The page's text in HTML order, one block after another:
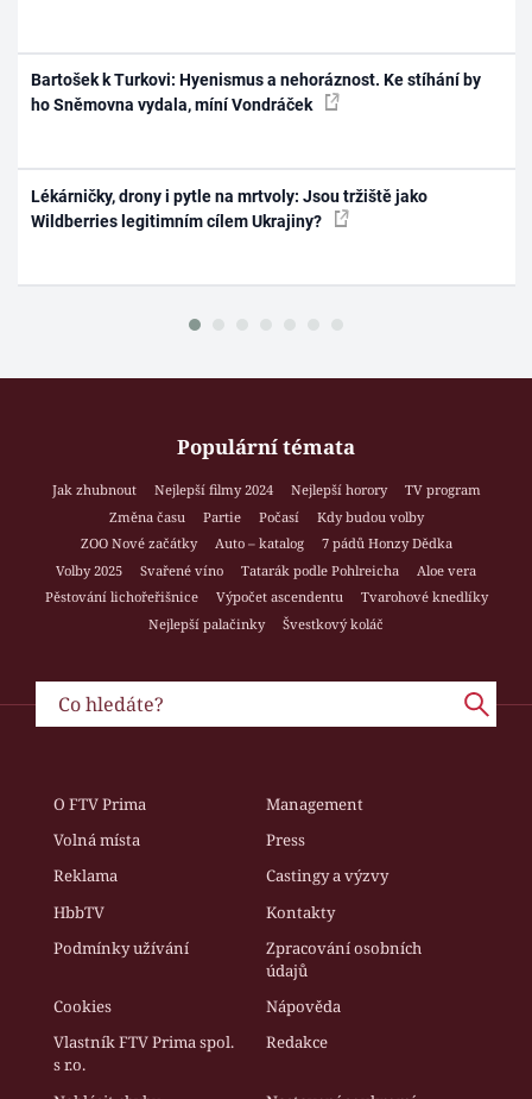
Bartošek k Turkovi: Hyenismus a nehoráznost. Ke stíhání by
ho Sněmovna vydala, míní Vondráček
Lékárničky, drony i pytle na mrtvoly: Jsou tržiště jako
Wildberries legitimním cílem Ukrajiny?
Populární témata
Jak zhubnout Nejlepší filmy 2024 Nejlepší horory
TV program
Změna času
Partie Počasí
Kdy budou volby
ZOO Nové začátky
Auto – katalog
7 pádů Honzy Dědka
Volby 2025
Svařené víno Tatarák podle Pohlreicha
Aloe vera
Pěstování lichořeřišnice
Výpočet ascendentu
Tvarohové knedlíky
Nejlepší palačinky
Švestkový koláč
O FTV Prima
Management
Volná místa
Press
Reklama
Castingy a výzvy
HbbTV
Kontakty
Podmínky užívání
Zpracování osobních
údajů
Cookies
Nápověda
Vlastník FTV Prima spol.
s r.o.
Redakce